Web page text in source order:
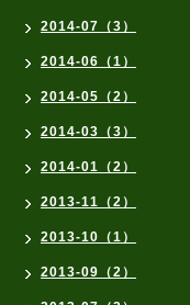
2014-07（3）
2014-06（1）
2014-05（2）
2014-03（3）
2014-01（2）
2013-11（2）
2013-10（1）
2013-09（2）